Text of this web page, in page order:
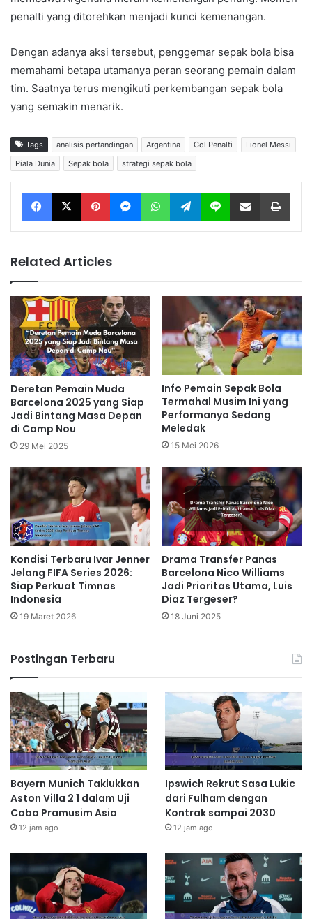
penalti yang ditorehkan menjadi kunci kemenangan.
Dengan adanya aksi tersebut, penggemar sepak bola bisa
memahami betapa utamanya peran seorang pemain dalam
tim. Saatnya terus mengikuti perkembangan sepak bola
yang semakin menarik.
Tags analisis pertandingan Argentina Gol Penalti
Lionel Messi
Piala Dunia
Sepak bola strategi sepak bola
Facebook X Pinterest Messenger WhatsApp Telegram Line Share via Email
Related Articles
Deretan Pemain Muda
Barcelona 2025 yang Siap
Jadi Bintang Masa Depan
di Camp Nou
29 Mei 2025
Info Pemain Sepak Bola
Termahal Musim Ini yang
Performanya Sedang
Meledak
15 Mei 2026
Kondisi Terbaru Ivar Jenner
Jelang FIFA Series 2026:
Siap Perkuat Timnas
Indonesia
19 Maret 2026
Drama Transfer Panas
Barcelona Nico Williams
Jadi Prioritas Utama, Luis
Diaz Tergeser?
18 Juni 2025
Postingan Terbaru
Bayern Munich Taklukkan
Aston Villa 2 1 dalam Uji
Coba Pramusim Asia
12 jam ago
Ipswich Rekrut Sasa Lukic
dari Fulham dengan
Kontrak sampai 2030
12 jam ago